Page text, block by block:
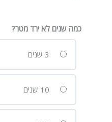
כמה שנים לא ירד מטר?